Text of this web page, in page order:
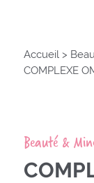
Accueil >
COMPLEXE
Beauté &